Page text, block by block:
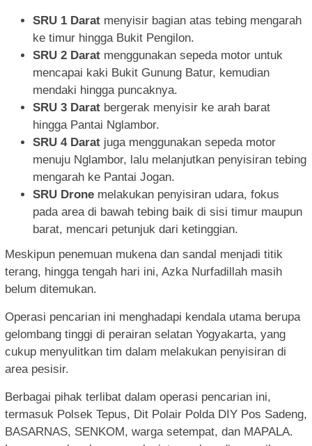
SRU 1 Darat menyisir bagian atas tebing mengarah
ke timur hingga Bukit Pengilon.
SRU 2 Darat menggunakan sepeda motor untuk
mencapai kaki Bukit Gunung Batur, kemudian
mendaki hingga puncaknya.
SRU 3 Darat bergerak menyisir ke arah barat
hingga Pantai Nglambor.
SRU 4 Darat juga menggunakan sepeda motor
menuju Nglambor, lalu melanjutkan penyisiran tebing
mengarah ke Pantai Jogan.
SRU Drone melakukan penyisiran udara, fokus
pada area di bawah tebing baik di sisi timur maupun
barat, mencari petunjuk dari ketinggian.
Meskipun penemuan mukena dan sandal menjadi titik
terang, hingga tengah hari ini, Azka Nurfadillah masih
belum ditemukan.
Operasi pencarian ini menghadapi kendala utama berupa
gelombang tinggi di perairan selatan Yogyakarta, yang
cukup menyulitkan tim dalam melakukan penyisiran di
area pesisir.
Berbagai pihak terlibat dalam operasi pencarian ini,
termasuk Polsek Tepus, Dit Polair Polda DIY Pos Sadeng,
BASARNAS, SENKOM, warga setempat, dan MAPALA.